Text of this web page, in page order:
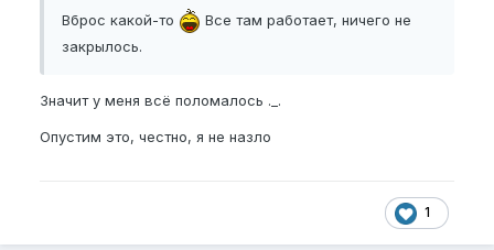
Вброс какой-то
Все там работает, ничего не
закрылось.
Значит у меня всё поломалось ._.
Опустим это, честно, я не назло
1